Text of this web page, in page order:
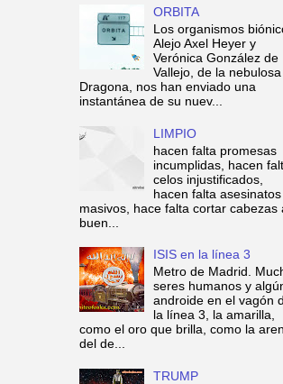
ORBITA
Los organismos
Alejo Axel Heyer y
Verónica González de
Vallejo, de la nebulosa
Dragona, nos han enviado una
instantánea de su nuev...
LIMPIO
hacen falta promesas
incumplidas, hacen
celos injustificados,
hacen falta asesinatos
masivos, hace falta cortar cabezas
buen...
ISIS en la línea 3
Metro de Madrid.
seres humanos y
androide en el vagón
la línea 3, la amarilla,
como el oro que brilla, como la
del de...
TRUMP